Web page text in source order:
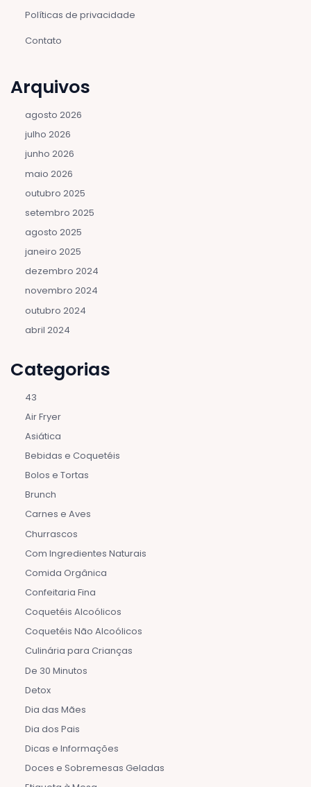
Políticas de privacidade
Contato
Arquivos
agosto 2026
julho 2026
junho 2026
maio 2026
outubro 2025
setembro 2025
agosto 2025
janeiro 2025
dezembro 2024
novembro 2024
outubro 2024
abril 2024
Categorias
43
Air Fryer
Asiática
Bebidas e Coquetéis
Bolos e Tortas
Brunch
Carnes e Aves
Churrascos
Com Ingredientes Naturais
Comida Orgânica
Confeitaria Fina
Coquetéis Alcoólicos
Coquetéis Não Alcoólicos
Culinária para Crianças
De 30 Minutos
Detox
Dia das Mães
Dia dos Pais
Dicas e Informações
Doces e Sobremesas Geladas